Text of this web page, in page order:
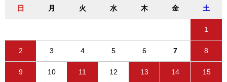
日 月 火 水 木 金 土
1
2 3 4 5 6 7 8
9 10 11 12 13 14 15